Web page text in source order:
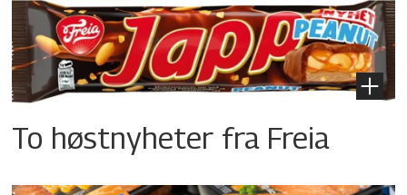
To høstnyheter fra Freia